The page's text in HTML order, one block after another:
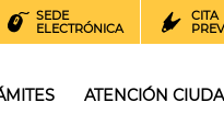
SEDE
ELECTRÓNICA
CITA
ATENCIÓN